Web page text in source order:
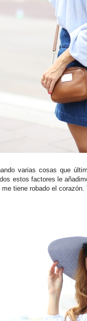
varias cosas que
estos factores le
tiene robado el